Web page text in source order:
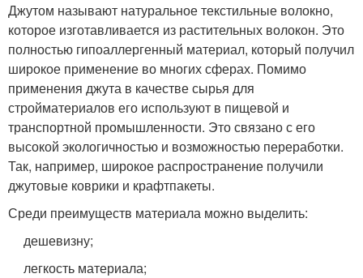
Джутом называют натуральное текстильные волокно,
которое изготавливается из растительных волокон. Это
полностью гипоаллергенный материал, который получил
широкое применение во многих сферах. Помимо
применения джута в качестве сырья для
стройматериалов его используют в пищевой и
транспортной промышленности. Это связано с его
высокой экологичностью и возможностью переработки.
Так, например, широкое распространение получили
джутовые коврики и крафтпакеты.
Среди преимуществ материала можно выделить:
дешевизну;
легкость материала;